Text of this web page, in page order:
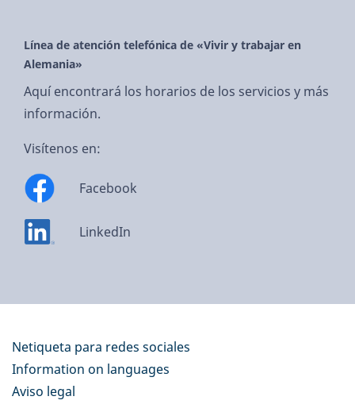
Línea de atención telefónica de «Vivir y trabajar en
Alemania»
Aquí encontrará los horarios de los servicios y más
información.
Visítenos en:
Facebook
LinkedIn
Netiqueta para redes sociales
Information on languages
Aviso legal